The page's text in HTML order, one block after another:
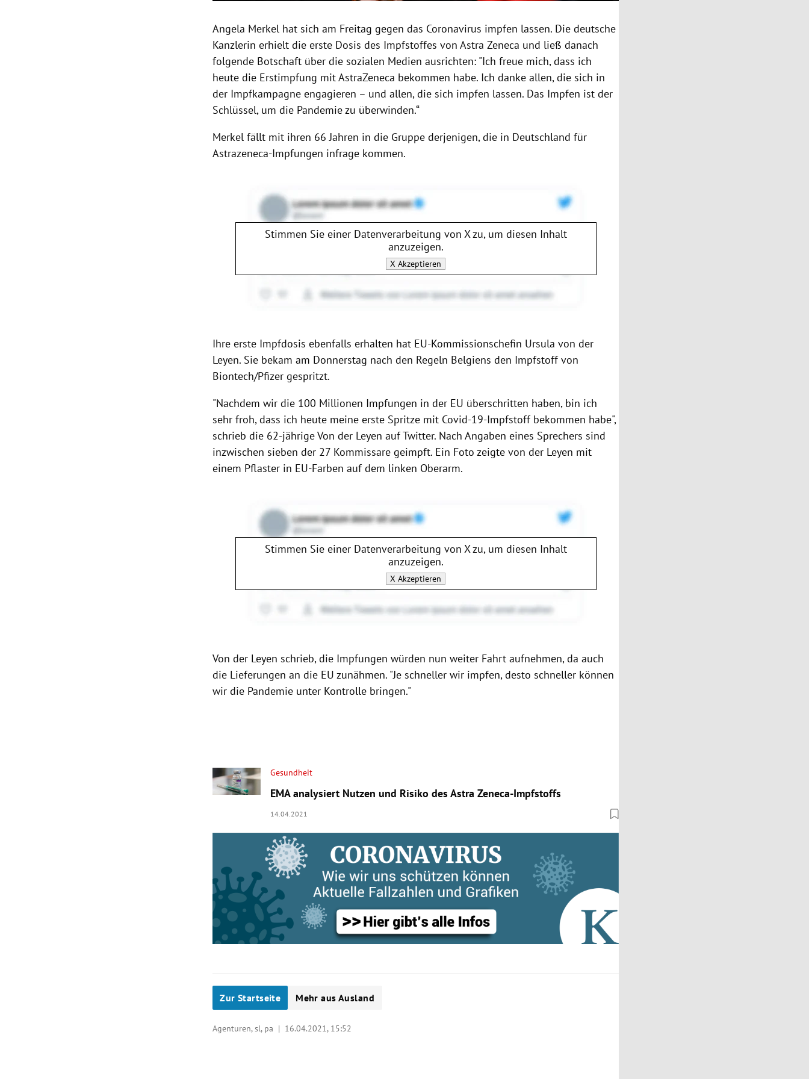
Angela Merkel hat sich am Freitag gegen das Coronavirus impfen lassen. Die deutsche
Kanzlerin erhielt die erste Dosis des Impfstoffes von Astra Zeneca und ließ danach
folgende Botschaft über die sozialen Medien ausrichten: "Ich freue mich, dass ich
heute die Erstimpfung mit AstraZeneca bekommen habe. Ich danke allen, die sich in
der Impfkampagne engagieren – und allen, die sich impfen lassen. Das Impfen ist der
Schlüssel, um die Pandemie zu überwinden.“
Merkel fällt mit ihren 66 Jahren in die Gruppe derjenigen, die in Deutschland für
Astrazeneca-Impfungen infrage kommen.
Stimmen Sie einer Datenverarbeitung von Xzu, um diesen Inhalt
anzuzeigen.
X Akzeptieren
Ihre erste Impfdosis ebenfalls erhalten hat EU-Kommissionschefin Ursula von der
Leyen. Sie bekam am Donnerstag nach den Regeln Belgiens den Impfstoff von
Biontech/Pfizer gespritzt.
"Nachdem wir die 100 Millionen Impfungen in der EU überschritten haben, bin ich
sehr froh, dass ich heute meine erste Spritze mit Covid-19-Impfstoff bekommen habe",
schrieb die 62-jährige Von der Leyen auf Twitter. Nach Angaben eines Sprechers sind
inzwischen sieben der 27 Kommissare geimpft. Ein Foto zeigte von der Leyen mit
einem Pflaster in EU-Farben auf dem linken Oberarm.
Stimmen Sie einer Datenverarbeitung von Xzu, um diesen Inhalt
anzuzeigen.
X Akzeptieren
Von der Leyen schrieb, die Impfungen würden nun weiter Fahrt aufnehmen, da auch
die Lieferungen an die EU zunähmen. "Je schneller wir impfen, desto schneller können
wir die Pandemie unter Kontrolle bringen."
Gesundheit
EMA analysiert Nutzen und Risiko des Astra Zeneca-Impfstoffs
14.04.2021
Zur Startseite Mehr aus Ausland
Agenturen, sl, pa | 16.04.2021, 15:52